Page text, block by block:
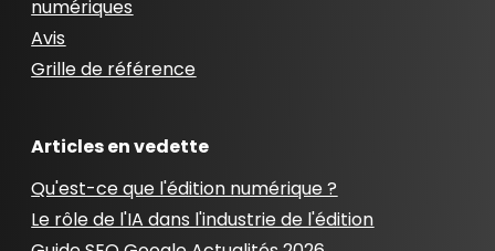
numériques
Avis
Grille de référence
Articles en vedette
Qu'est-ce que l'édition numérique ?
Le rôle de l'IA dans l'industrie de l'édition